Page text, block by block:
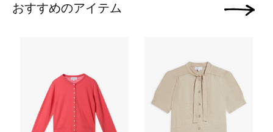
おすすめのアイテム 次の画像